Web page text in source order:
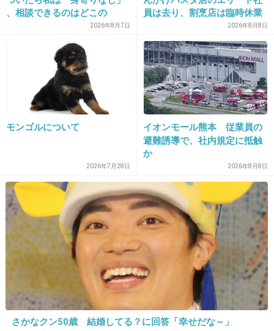
2014/04/23(水) 16:03:43
ローラのタメ口より森泉のタメ口の方が嫌い。
+67 -67
2014/04/23(水) 16:05:03
ああウジか。見ないからどうでもいい。
-13
31. 匿名 2014/04/23(水) 16:05:07
絶対見ない番組だからどうでもいいや
-12
32. 匿名2014/04/23(水) 16:06:39
、相談できるのはどこの
誰？ 「家族がいること」が
にでも起きる
2026年8月7日
員は去り、割烹店は臨時休業
2026年8月8日
モンゴルについて
2026年7月28日
イオンモール熊本 従業員の
避難誘導で、社内規定に抵触
か
2026年8月8日
さかなクン50歳 結婚してる？に回答「幸せだな～」